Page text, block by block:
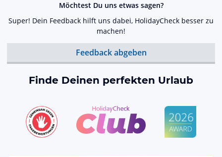
Möchtest Du uns etwas sagen?
Super! Dein Feedback hilft uns dabei, HolidayCheck besser zu
machen!
Feedback abgeben
Finde Deinen perfekten Urlaub